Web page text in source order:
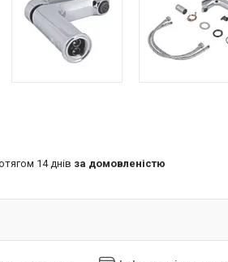
14 днів за домовленістю